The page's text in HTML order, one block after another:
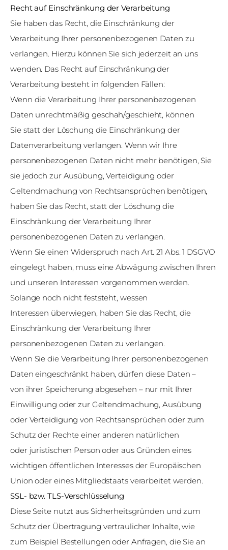
Recht auf Einschränkung der Verarbeitung
Sie haben das Recht, die Einschränkung der
Verarbeitung Ihrer personenbezogenen Daten zu
verlangen. Hierzu können Sie sich jederzeit an uns
wenden. Das Recht auf Einschränkung der
Verarbeitung besteht in folgenden Fällen:
Wenn die Verarbeitung Ihrer personenbezogenen
Daten unrechtmäßig geschah/geschieht, können
Sie statt der Löschung die Einschränkung der
Datenverarbeitung verlangen. Wenn wir Ihre
personenbezogenen Daten nicht mehr benötigen, Sie
sie jedoch zur Ausübung, Verteidigung oder
Geltendmachung von Rechtsansprüchen benötigen,
haben Sie das Recht, statt der Löschung die
Einschränkung der Verarbeitung Ihrer
personenbezogenen Daten zu verlangen.
Wenn Sie einen Widerspruch nach Art. 21 Abs. 1 DSGVO
eingelegt haben, muss eine Abwägung zwischen Ihren
und unseren Interessen vorgenommen werden.
Solange noch nicht feststeht, wessen
Interessen überwiegen, haben Sie das Recht, die
Einschränkung der Verarbeitung Ihrer
personenbezogenen Daten zu verlangen.
Wenn Sie die Verarbeitung Ihrer personenbezogenen
Daten eingeschränkt haben, dürfen diese Daten –
von ihrer Speicherung abgesehen – nur mit Ihrer
Einwilligung oder zur Geltendmachung, Ausübung
oder Verteidigung von Rechtsansprüchen oder zum
Schutz der Rechte einer anderen natürlichen
oder juristischen Person oder aus Gründen eines
wichtigen öffentlichen Interesses der Europäischen
Union oder eines Mitgliedstaats verarbeitet werden.
SSL- bzw. TLS-Verschlüsselung
Diese Seite nutzt aus Sicherheitsgründen und zum
Schutz der Übertragung vertraulicher Inhalte, wie
zum Beispiel Bestellungen oder Anfragen, die Sie an